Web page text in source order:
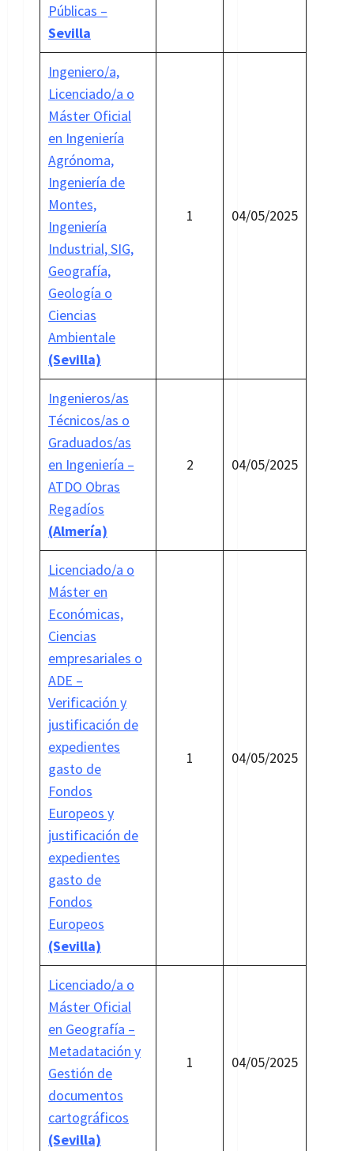
Públicas –
Sevilla
Ingeniero/a,
Licenciado/a o
Máster Oficial
en Ingeniería
Agrónoma,
Ingeniería de
Montes,
Ingeniería
Industrial, SIG,
Geografía,
Geología o
Ciencias
Ambientale
(Sevilla)
1 04/05/2025
Ingenieros/as
Técnicos/as o
Graduados/as
en Ingeniería –
ATDO Obras
Regadíos
(Almería)
2 04/05/2025
Licenciado/a o
Máster en
Económicas,
Ciencias
empresariales o
ADE –
Verificación y
justificación de
expedientes
gasto de
Fondos
Europeos y
justificación de
expedientes
gasto de
Fondos
Europeos
(Sevilla)
1 04/05/2025
Licenciado/a o
Máster Oficial
en Geografía –
Metadatación y
Gestión de
documentos
cartográficos
(Sevilla)
1 04/05/2025